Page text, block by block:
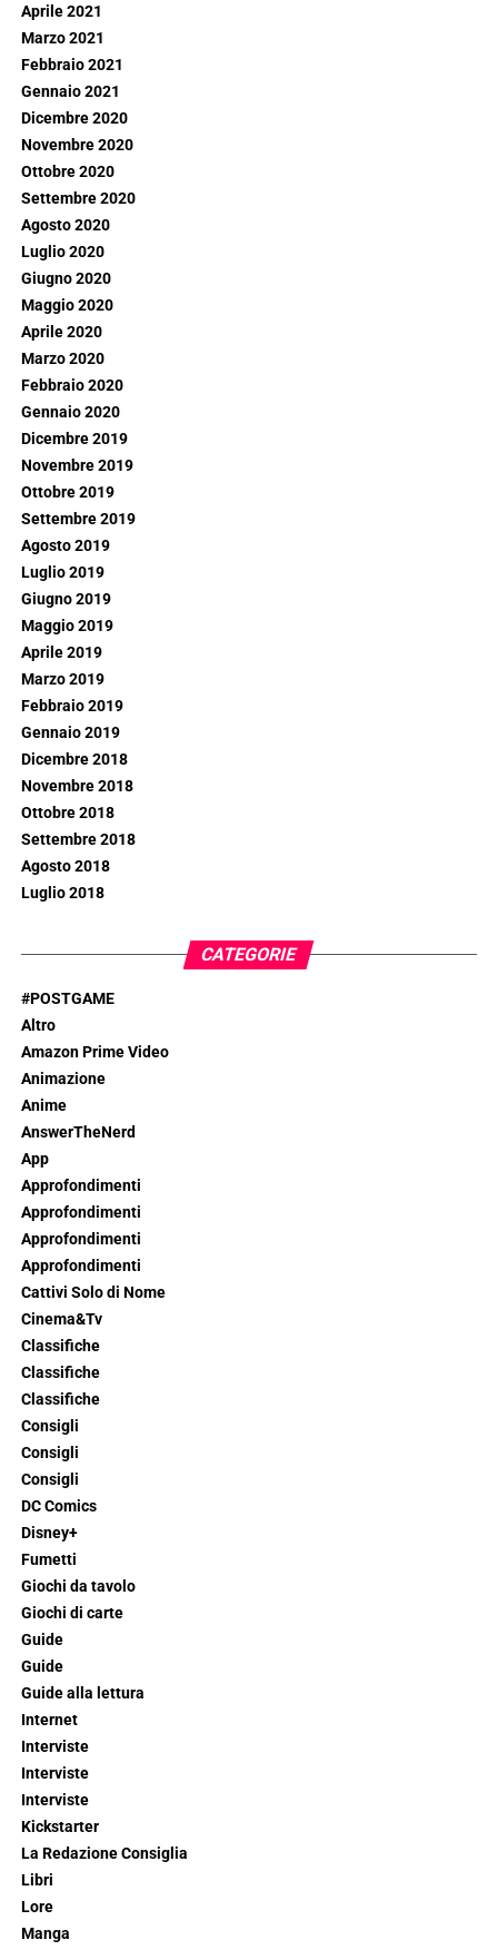
Aprile 2021
Marzo 2021
Febbraio 2021
Gennaio 2021
Dicembre 2020
Novembre 2020
Ottobre 2020
Settembre 2020
Agosto 2020
Luglio 2020
Giugno 2020
Maggio 2020
Aprile 2020
Marzo 2020
Febbraio 2020
Gennaio 2020
Dicembre 2019
Novembre 2019
Ottobre 2019
Settembre 2019
Agosto 2019
Luglio 2019
Giugno 2019
Maggio 2019
Aprile 2019
Marzo 2019
Febbraio 2019
Gennaio 2019
Dicembre 2018
Novembre 2018
Ottobre 2018
Settembre 2018
Agosto 2018
Luglio 2018
CATEGORIE
#POSTGAME
Altro
Amazon Prime Video
Animazione
Anime
AnswerTheNerd
App
Approfondimenti
Approfondimenti
Approfondimenti
Approfondimenti
Cattivi Solo di Nome
Cinema&Tv
Classifiche
Classifiche
Classifiche
Consigli
Consigli
Consigli
DC Comics
Disney+
Fumetti
Giochi da tavolo
Giochi di carte
Guide
Guide
Guide alla lettura
Internet
Interviste
Interviste
Interviste
Kickstarter
La Redazione Consiglia
Libri
Lore
Manga